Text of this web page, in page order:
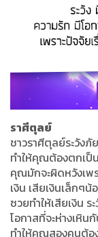
ราศีตุลย์
ชาวราศีตุลย์ระวังภั
ทำให้คุณต้องตกเป็
คุณมักจะผิดหวังเพ
เงิน เสียเงินเล็กๆน้
ซวยทำให้เสียเงิน
โอกาสที่จะห่างเหิน
ทำให้คุณสองคนต้อง